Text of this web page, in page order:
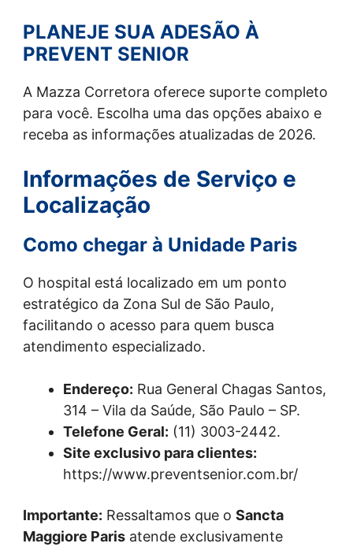
PLANEJE SUA ADESÃO À
PREVENT SENIOR
A Mazza Corretora oferece suporte completo
para você. Escolha uma das opções abaixo e
receba as informações atualizadas de 2026.
Informações de Serviço e
Localização
Como chegar à Unidade Paris
O hospital está localizado em um ponto
estratégico da Zona Sul de São Paulo,
facilitando o acesso para quem busca
atendimento especializado.
Endereço: Rua General Chagas Santos,
314 – Vila da Saúde, São Paulo – SP.
Telefone Geral: (11) 3003-2442.
Site exclusivo para clientes:
https://www.preventsenior.com.br/
Importante: Ressaltamos que o Sancta
Maggiore Paris atende exclusivamente